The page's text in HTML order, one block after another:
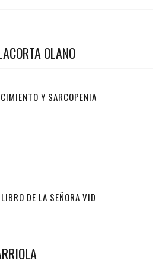
OLANO
Y SARCOPENIA
DE LA SEÑORA VID